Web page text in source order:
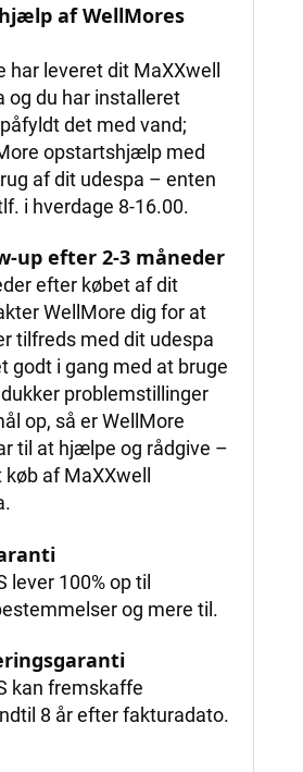
af WellMores
har leveret dit MaXXwell
og du har installeret
det med vand;
opstartshjælp med
af dit udespa – enten
i hverdage 8-16.00.
up efter 2-3 måneder
efter købet af dit
WellMore dig for at
tilfreds med dit udespa
godt i gang med at bruge
problemstillinger
op, så er WellMore
til at hjælpe og rådgive –
af MaXXwell
lever 100% op til
og mere til.
kan fremskaffe
8 år efter fakturadato.